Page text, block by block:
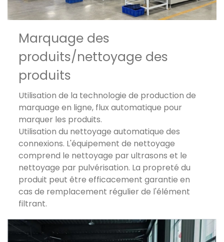
Marquage des
produits/nettoyage des
produits
Utilisation de la technologie de production de
marquage en ligne, flux automatique pour
marquer les produits.
Utilisation du nettoyage automatique des
connexions. L'équipement de nettoyage
comprend le nettoyage par ultrasons et le
nettoyage par pulvérisation. La propreté du
produit peut être efficacement garantie en
cas de remplacement régulier de l'élément
filtrant.